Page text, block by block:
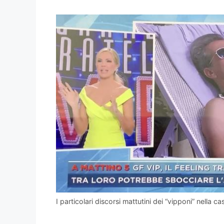
I particolari discorsi mattutini dei “vipponi” nella